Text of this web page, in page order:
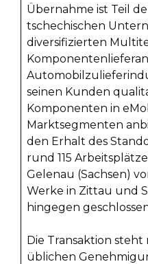
Übernahme ist Teil
tschechischen
diversifizierten
seinen Kunden
Komponenten in
Marktsegmenten
den Erhalt des
rund 115
Gelenau (Sachsen)
Werke in Zittau und
hingegen
Die Transaktion
üblichen